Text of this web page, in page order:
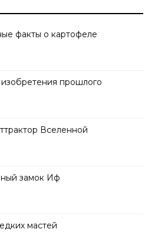
факты о картофеле
прошлого
Вселенной
замок Иф
мастей